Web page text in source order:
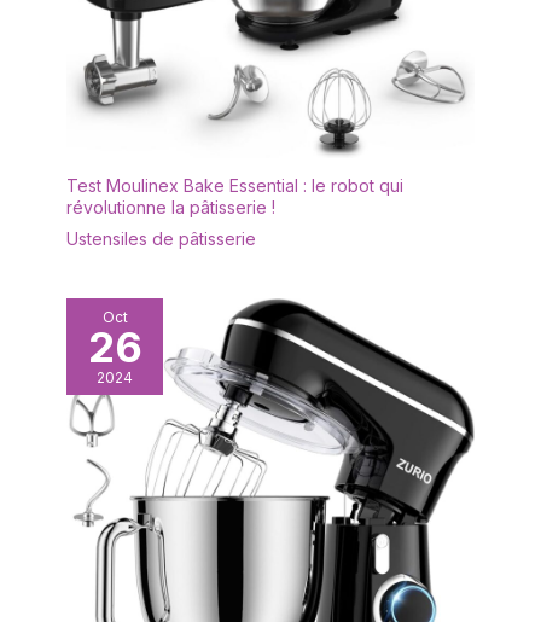
Test Moulinex Bake Essential : le robot qui
révolutionne la pâtisserie !
Ustensiles de pâtisserie
Oct
26
2024